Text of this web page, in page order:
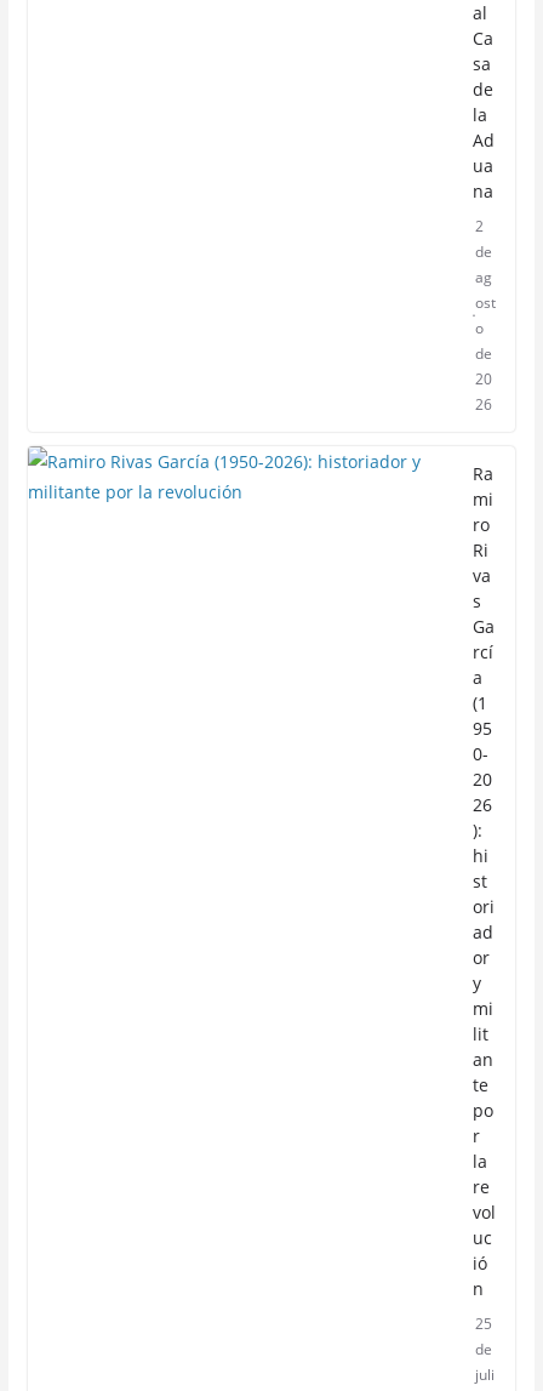
al
Ca
sa
de
la
Ad
ua
na
2
de
ag
ost
o
de
20
26
Ra
mi
ro
Ri
va
s
Ga
rcí
a
(1
95
0-
20
26
):
hi
st
ori
ad
or
y
mi
lit
an
te
po
r
la
re
vol
uc
ió
n
25
de
juli